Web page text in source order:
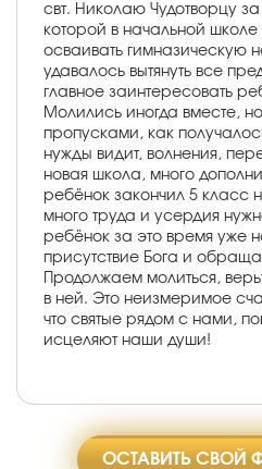
свт. Николаю Чудотворцу
которой в начальной школе
осваивать гимназическую
удавалось вытянуть все
главное заинтересовать
Молились иногда вместе,
пропусками, как
нужды видит, волнения,
новая школа, много
ребёнок закончил 5 класс
много труда и усердия
ребёнок за это время уже
присутствие Бога и
Продолжаем молиться,
в ней. Это неизмеримое
что святые рядом с нами,
исцеляют наши души!
ОСТАВИТЬ СВОЙ